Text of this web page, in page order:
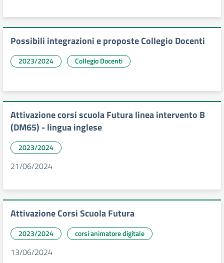
Possibili integrazioni e proposte Collegio Docenti
2023/2024 Collegio Docenti
Attivazione corsi scuola Futura linea intervento B
(DM65) - lingua inglese
2023/2024
21/06/2024
Attivazione Corsi Scuola Futura
2023/2024 corsi animatore digitale
13/06/2024